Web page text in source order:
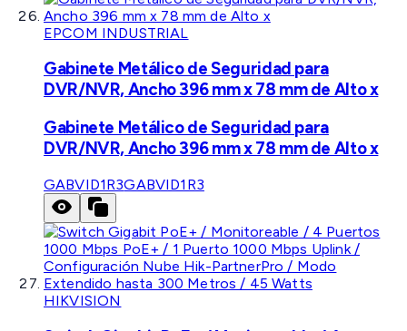
EPCOM INDUSTRIAL
Gabinete Metálico de Seguridad para
DVR/NVR, Ancho 396 mm x 78 mm de Alto x
Gabinete Metálico de Seguridad para
DVR/NVR, Ancho 396 mm x 78 mm de Alto x
GABVID1R3GABVID1R3
HIKVISION